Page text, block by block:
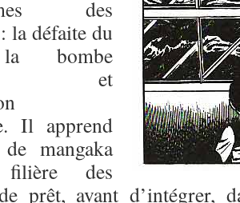
des
la défaite du
bombe
et
Il apprend
mangaka
des
prêt, avant d’intégrer,